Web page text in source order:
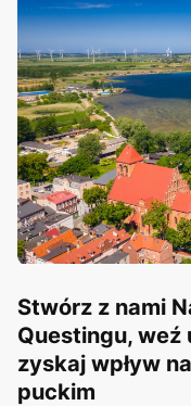
Stwórz z nami
Questingu, weź
zyskaj wpływ
puckim